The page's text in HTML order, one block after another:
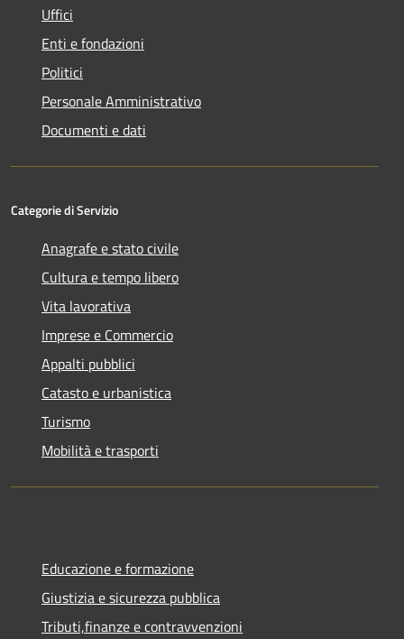
Uffici
Enti e fondazioni
Politici
Personale Amministrativo
Documenti e dati
Categorie di Servizio
Anagrafe e stato civile
Cultura e tempo libero
Vita lavorativa
Imprese e Commercio
Appalti pubblici
Catasto e urbanistica
Turismo
Mobilità e trasporti
Educazione e formazione
Giustizia e sicurezza pubblica
Tributi,finanze e contravvenzioni